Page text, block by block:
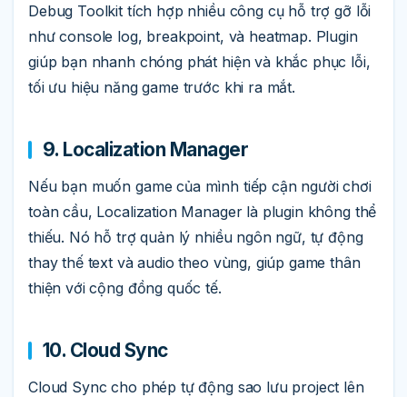
Debug Toolkit tích hợp nhiều công cụ hỗ trợ gỡ lỗi
như console log, breakpoint, và heatmap. Plugin
giúp bạn nhanh chóng phát hiện và khắc phục lỗi,
tối ưu hiệu năng game trước khi ra mắt.
9. Localization Manager
Nếu bạn muốn game của mình tiếp cận người chơi
toàn cầu, Localization Manager là plugin không thể
thiếu. Nó hỗ trợ quản lý nhiều ngôn ngữ, tự động
thay thế text và audio theo vùng, giúp game thân
thiện với cộng đồng quốc tế.
10. Cloud Sync
Cloud Sync cho phép tự động sao lưu project lên